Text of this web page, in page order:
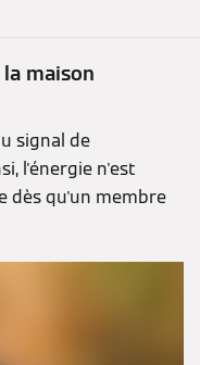
maison
signal de
l'énergie n'est
dès qu'un membre